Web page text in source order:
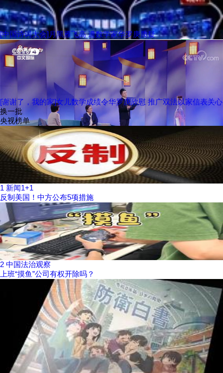
[中国诗词大会]月黑雁飞高 遭数学家华罗庚质疑
[谢谢了，我的家]女儿数学成绩令华罗庚欣慰 推广双法以家信表关心
换一批
央视榜单
1 新闻1+1
反制美国！中方公布5项措施
2 中国法治观察
上班“摸鱼”公司有权开除吗？